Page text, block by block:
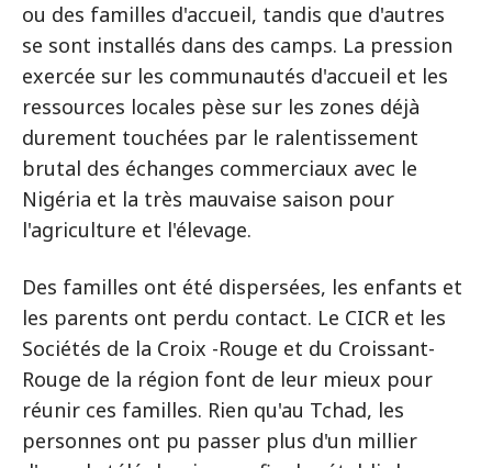
ou des familles d'accueil, tandis que d'autres
se sont installés dans des camps. La pression
exercée sur les communautés d'accueil et les
ressources locales pèse sur les zones déjà
durement touchées par le ralentissement
brutal des échanges commerciaux avec le
Nigéria et la très mauvaise saison pour
l'agriculture et l'élevage.
Des familles ont été dispersées, les enfants et
les parents ont perdu contact. Le CICR et les
Sociétés de la Croix -Rouge et du Croissant-
Rouge de la région font de leur mieux pour
réunir ces familles. Rien qu'au Tchad, les
personnes ont pu passer plus d'un millier